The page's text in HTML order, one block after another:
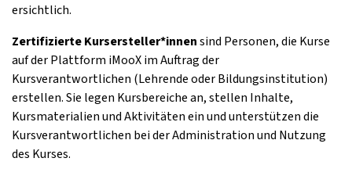
ersichtlich.
Zertifizierte Kursersteller*innensind Personen, die Kurse
auf der Plattform iMooX im Auftrag der
Kursverantwortlichen (Lehrende oder Bildungsinstitution)
erstellen. Sie legen Kursbereiche an, stellen Inhalte,
Kursmaterialien und Aktivitäten ein und unterstützen die
Kursverantwortlichen bei der Administration und Nutzung
des Kurses.